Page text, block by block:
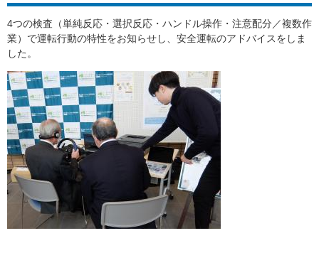
4つの検査（単純反応・選択反応・ハンドル操作・注意配分／複数作
業）で運転行動の特性をお知らせし、安全運転のアドバイスをしま
した。